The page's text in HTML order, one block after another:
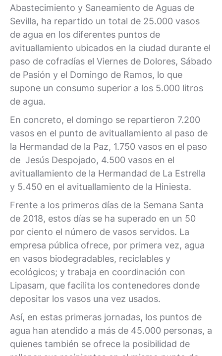
Abastecimiento y Saneamiento de Aguas de
Sevilla, ha repartido un total de 25.000 vasos
de agua en los diferentes puntos de
avituallamiento ubicados en la ciudad durante el
paso de cofradías el Viernes de Dolores, Sábado
de Pasión y el Domingo de Ramos, lo que
supone un consumo superior a los 5.000 litros
de agua.
En concreto, el domingo se repartieron 7.200
vasos en el punto de avituallamiento al paso de
la Hermandad de la Paz, 1.750 vasos en el paso
de Jesús Despojado, 4.500 vasos en el
avituallamiento de la Hermandad de La Estrella
y 5.450 en el avituallamiento de la Hiniesta.
Frente a los primeros días de la Semana Santa
de 2018, estos días se ha superado en un 50
por ciento el número de vasos servidos. La
empresa pública ofrece, por primera vez, agua
en vasos biodegradables, reciclables y
ecológicos; y trabaja en coordinación con
Lipasam, que facilita los contenedores donde
depositar los vasos una vez usados.
Así, en estas primeras jornadas, los puntos de
agua han atendido a más de 45.000 personas, a
quienes también se ofrece la posibilidad de